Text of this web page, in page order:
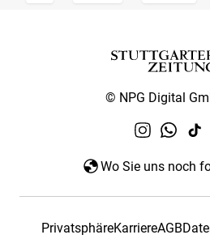
© NPG Digital
Wo Sie uns noch
PrivatsphäreKarriereAGB